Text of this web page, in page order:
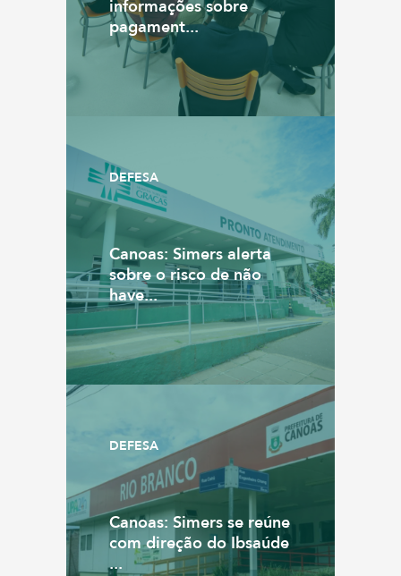
informações sobre
pagament...
DEFESA
Canoas: Simers alerta
sobre o risco de não
have...
DEFESA
Canoas: Simers se reúne
com direção do Ibsaúde
...